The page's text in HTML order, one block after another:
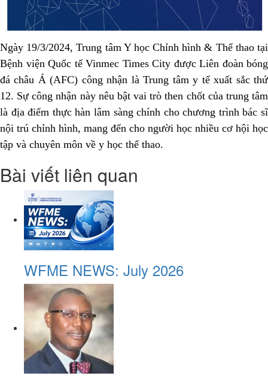
Ngày 19/3/2024, Trung tâm Y học Chỉnh hình & Thể thao tại
Bệnh viện Quốc tế Vinmec Times City được Liên đoàn bóng
đá châu Á (AFC) công nhận là Trung tâm y tế xuất sắc thứ
12. Sự công nhận này nêu bật vai trò then chốt của trung tâm
là địa điểm thực hàn lâm sàng chính cho chương trình bác sĩ
nội trú chỉnh hình, mang đến cho người học nhiều cơ hội học
tập và chuyên môn về y học thể thao.
Bài viết liên quan
WFME NEWS: July 2026